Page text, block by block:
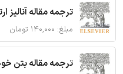
ترجمه مقاله
مبلغ: ۱۴۰,۰۰۰ تومان
ترجمه مقاله بتن